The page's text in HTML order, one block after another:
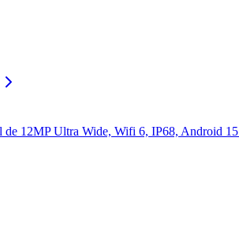
de 12MP Ultra Wide, Wifi 6, IP68, Android 15